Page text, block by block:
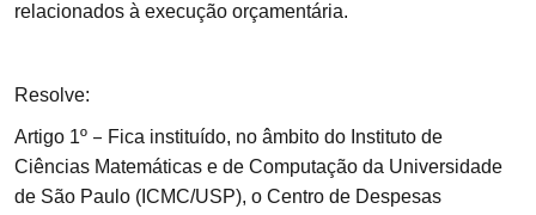
relacionados à execução orçamentária.
Resolve:
Artigo 1º – Fica instituído, no âmbito do Instituto de
Ciências Matemáticas e de Computação da Universidade
de São Paulo (ICMC/USP), o Centro de Despesas